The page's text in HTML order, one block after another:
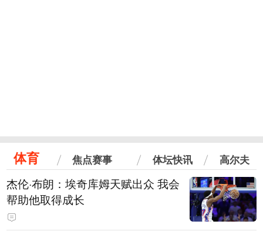
体育 焦点赛事 体坛快讯 高尔夫
杰伦·布朗：埃奇库姆天赋出众 我会
帮助他取得成长